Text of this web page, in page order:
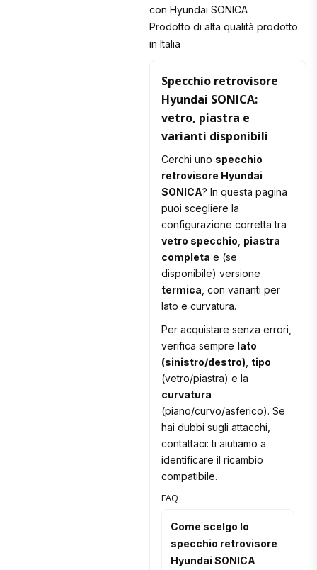
con Hyundai SONICA
Prodotto di alta qualità prodotto
in Italia
Specchio retrovisore
Hyundai SONICA:
vetro, piastra e
varianti disponibili
Cerchi uno specchio
retrovisore Hyundai
SONICA? In questa pagina
puoi scegliere la
configurazione corretta tra
vetro specchio piastra
completa e (se
disponibile) versione
termica , con varianti per
lato e curvatura.
Per acquistare senza errori,
verifica sempre lato
(sinistro/destro) tipo
(vetro/piastra) e la
curvatura
(piano/curvo/asferico). Se
hai dubbi sugli attacchi,
contattaci: ti aiutiamo a
identificare il ricambio
compatibile.
FAQ
Come scelgo lo
specchio retrovisore
Hyundai SONICA